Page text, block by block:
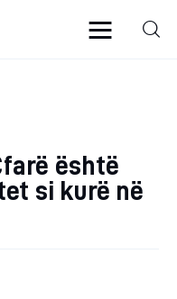
është
si kurë në